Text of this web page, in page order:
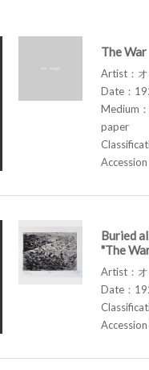
The War
Artist：
Date：
Medium
paper
Buried
"The
Artist：
Date：